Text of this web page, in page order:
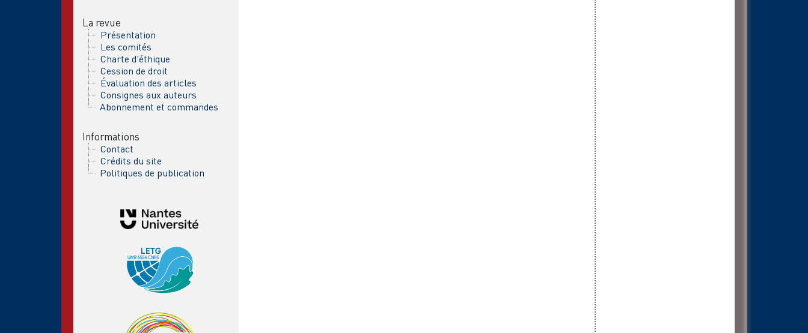
La revue
Présentation
Les comités
Charte d'éthique
Cession de droit
Évaluation des articles
Consignes aux auteurs
Abonnement et commandes
Informations
Contact
Crédits du site
Politiques de publication